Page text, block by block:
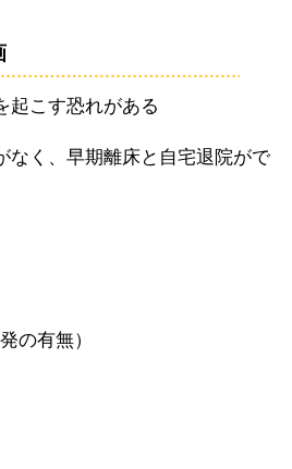
起こす恐れがある
なく、早期離床と自宅退院がで
の有無）